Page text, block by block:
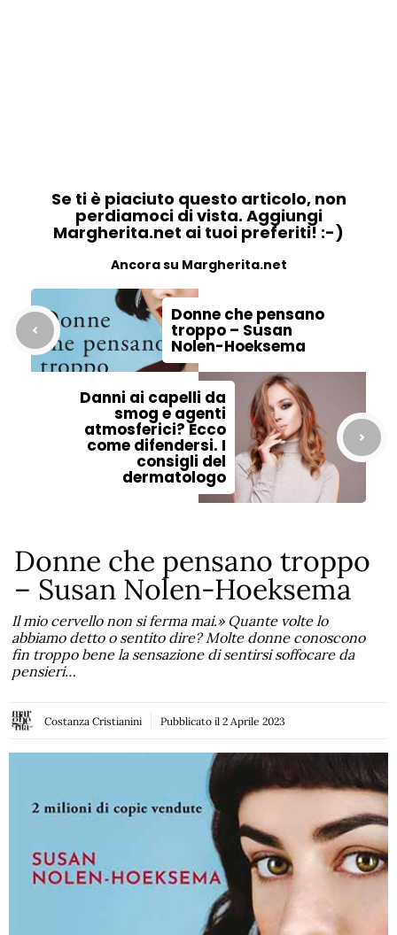
Se ti è piaciuto questo articolo, non
perdiamoci di vista. Aggiungi
Margherita.net ai tuoi preferiti! :-)
Ancora su Margherita.net
Donne che pensano
troppo – Susan
Nolen-Hoeksema
Danni ai capelli da
smog e agenti
atmosferici? Ecco
come difendersi. I
consigli del
dermatologo
Donne che pensano troppo
– Susan Nolen-Hoeksema
Il mio cervello non si ferma mai.» Quante volte lo
abbiamo detto o sentito dire? Molte donne conoscono
fin troppo bene la sensazione di sentirsi soffocare da
pensieri…
Costanza Cristianini Pubblicato il 2 Aprile 2023